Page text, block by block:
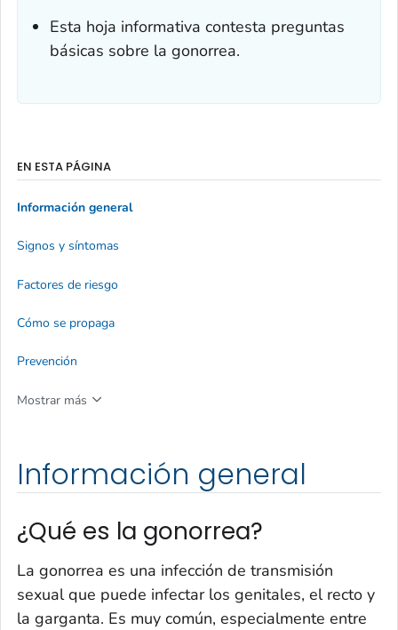
Esta hoja informativa contesta preguntas
básicas sobre la gonorrea.
Información general
¿Qué es la gonorrea?
La gonorrea es una infección de transmisión
sexual que puede infectar los genitales, el recto y
la garganta. Es muy común, especialmente entre
EN ESTA PÁGINA
Información general
Signos y síntomas
Factores de riesgo
Cómo se propaga
Prevención
Mostrar más